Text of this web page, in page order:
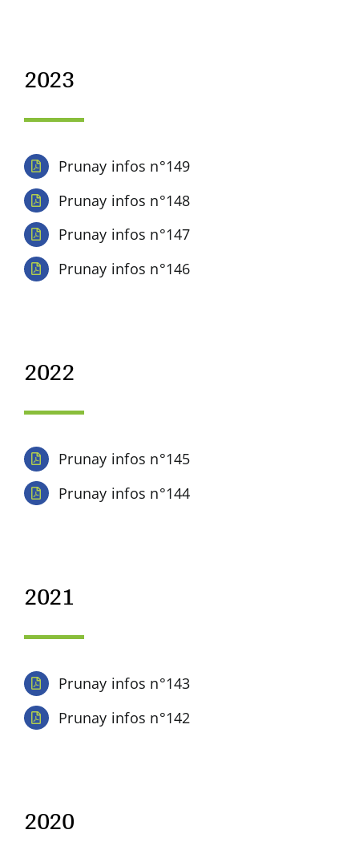
2023
Prunay infos n°149
Prunay infos n°148
Prunay infos n°147
Prunay infos n°146
2022
Prunay infos n°145
Prunay infos n°144
2021
Prunay infos n°143
Prunay infos n°142
2020